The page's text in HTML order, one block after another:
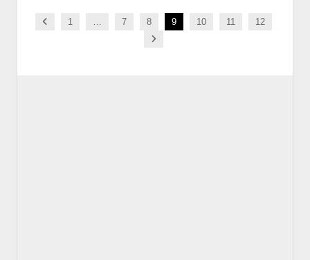
Previous
1 … 7 8 9 10 11
12
Next